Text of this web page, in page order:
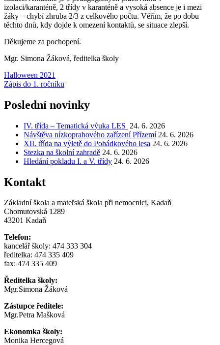
izolaci/karanténě, 2 třídy v karanténě a vysoká absence je i mezi
žáky – chybí zhruba 2/3 z celkového počtu. Věřím, že po dobu
těchto dnů, kdy dojde k omezení kontaktů, se situace zlepší.
Děkujeme za pochopení.
Mgr. Simona Žáková, ředitelka školy
Navigace
pro
příspěvek
Halloween 2021
Zápis do 1. ročníku
Poslední novinky
IV. třída – Tematická výuka LES 24. 6. 2026
Návštěva nízkoprahového zařízení Přízemí 24. 6. 2026
XII. třída na výletě do Pohádkového lesa 24. 6. 2026
Stezka na školní zahradě 24. 6. 2026
Hledání pokladu I. a V. třídy 24. 6. 2026
Kontakt
Základní škola a mateřská škola při nemocnici, Kadaň
Chomutovská 1289
43201 Kadaň
Telefon:
kancelář školy: 474 333 304
ředitelka: 474 335 409
fax: 474 335 409
Ředitelka školy:
Mgr.Simona Žáková
Zástupce ředitele:
Mgr.Petra Mašková
Ekonomka školy:
Monika Hercegová